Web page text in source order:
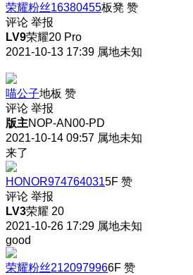
荣耀粉丝16380455板凳 赞
评论 举报
LV9荣耀20 Pro
2021-10-13 17:39 属地未知
喵公子地板 赞
评论 举报
版主NOP-AN00-PD
2021-10-14 09:57 属地未知
来了
HONOR9747640315F 赞
评论 举报
LV3荣耀 20
2021-10-26 17:29 属地未知
good
荣耀粉丝2120979966F 赞